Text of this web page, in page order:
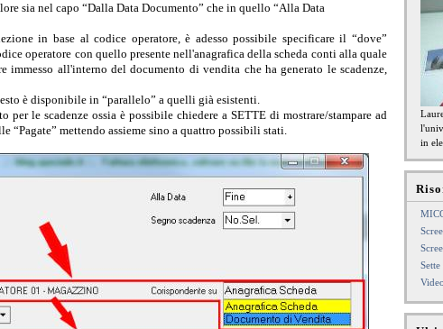
sia nel capo “Dalla Data Documento” che in quello “Alla Data
in base al codice operatore, è adesso possibile specificare il “dove”
operatore con quello presente nell'anagrafica della scheda conti alla quale
immesso all'interno del documento di vendita che ha generato le scadenze,
è disponibile in “parallelo” a quelli già esistenti.
per le scadenze ossia è possibile chiedere a SETTE di mostrare/stampare ad
“Pagate” mettendo assieme sino a quattro possibili stati.
in